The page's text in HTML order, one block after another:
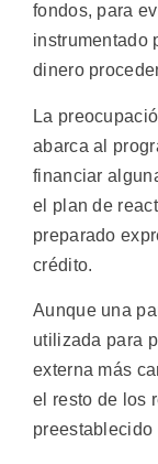
fondos, para
instrumentado
dinero
La
abarca al
financiar
el plan de
preparado
crédito.
Aunque una
utilizada para
externa más
el resto de los
preestablecido